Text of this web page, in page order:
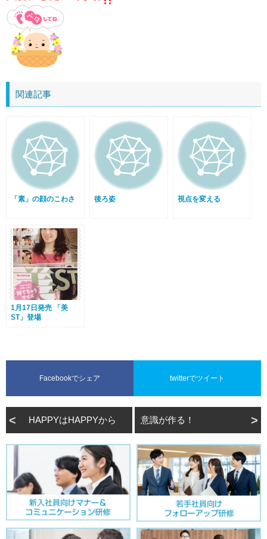
関連記事
「素」の顔のこわさ 後ろ姿 視点を変える
1月17日発売 「美
ST」登場
Facebookでシェア twitterでツイート
HAPPYはHAPPYから 意識が作る！